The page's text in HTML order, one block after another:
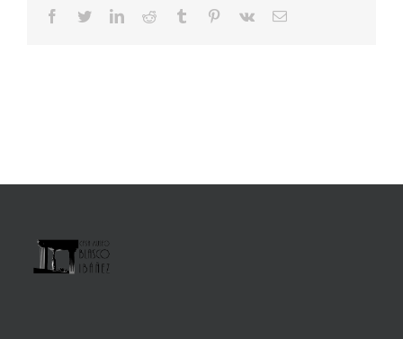
facebooktwitterlinkedinreddit tumblr pinterest
vk
Correo